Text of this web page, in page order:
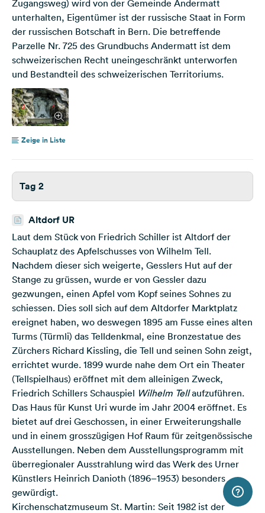
Zugangsweg) wird von der Gemeinde Andermatt
unterhalten, Eigentümer ist der russische Staat in Form
der russischen Botschaft in Bern. Die betreffende
Parzelle Nr. 725 des Grundbuchs Andermatt ist dem
schweizerischen Recht uneingeschränkt unterworfen
und Bestandteil des schweizerischen Territoriums.
Zeige in Liste
Tag 2
Altdorf UR
Laut dem Stück von Friedrich Schiller ist Altdorf der
Schauplatz des Apfelschusses von Wilhelm Tell.
Nachdem dieser sich weigerte, Gesslers Hut auf der
Stange zu grüssen, wurde er von Gessler dazu
gezwungen, einen Apfel vom Kopf seines Sohnes zu
schiessen. Dies soll sich auf dem Altdorfer Marktplatz
ereignet haben, wo deswegen 1895 am Fusse eines alten
Turms (Türmli) das Telldenkmal, eine Bronzestatue des
Zürchers Richard Kissling, die Tell und seinen Sohn zeigt,
errichtet wurde. 1899 wurde nahe dem Ort ein Theater
(Tellspielhaus) eröffnet mit dem alleinigen Zweck,
Friedrich Schillers Schauspiel Wilhelm Tellaufzuführen.
Das Haus für Kunst Uri wurde im Jahr 2004 eröffnet. Es
bietet auf drei Geschossen, in einer Erweiterungshalle
und in einem grosszügigen Hof Raum für zeitgenössische
Ausstellungen. Neben dem Ausstellungsprogramm mit
überregionaler Ausstrahlung wird das Werk des Urner
Künstlers Heinrich Danioth (1896–1953) besonders
gewürdigt.
Kirchenschatzmuseum St. Martin: Seit 1982 ist der